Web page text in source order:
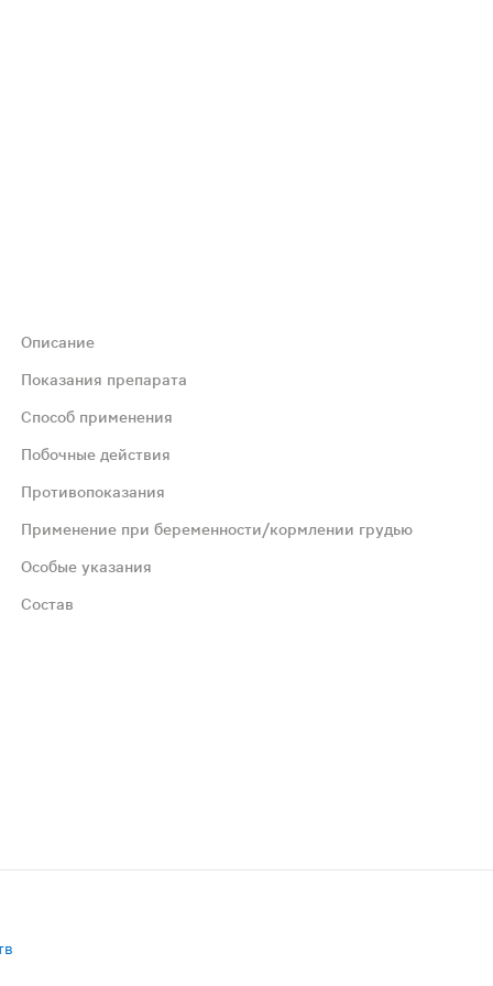
чему биологически активную добавку можно
При необходимости прием можно повторить.
Описание
Показания препарата
Способ применения
Побочные действия
Противопоказания
Применение при беременности/кормлении грудью
Особые указания
Состав